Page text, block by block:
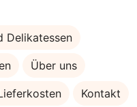
Delikatessen
Über uns
Kontakt